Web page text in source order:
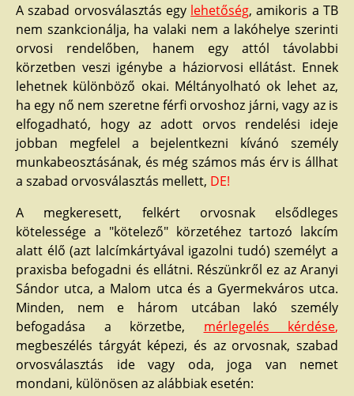
A szabad orvosválasztás egy lehetőség, amikoris a TB
nem szankcionálja, ha valaki nem a lakóhelye szerinti
orvosi rendelőben, hanem egy attól távolabbi
körzetben veszi igénybe a háziorvosi ellátást. Ennek
lehetnek különböző okai. Méltányolható ok lehet az,
ha egy nő nem szeretne férfi orvoshoz járni, vagy az is
elfogadható, hogy az adott orvos rendelési ideje
jobban megfelel a bejelentkezni kívánó személy
munkabeosztásának, és még számos más érv is állhat
a szabad orvosválasztás mellett, DE!
A megkeresett, felkért orvosnak elsődleges
kötelessége a "kötelező" körzetéhez tartozó lakcím
alatt élő (azt lalcímkártyával igazolni tudó) személyt a
praxisba befogadni és ellátni. Részünkről ez az Aranyi
Sándor utca, a Malom utca és a Gyermekváros utca.
Minden, nem e három utcában lakó személy
befogadása a körzetbe, mérlegelés kérdése,
megbeszélés tárgyát képezi, és az orvosnak, szabad
orvosválasztás ide vagy oda, joga van nemet
mondani, különösen az alábbiak esetén: